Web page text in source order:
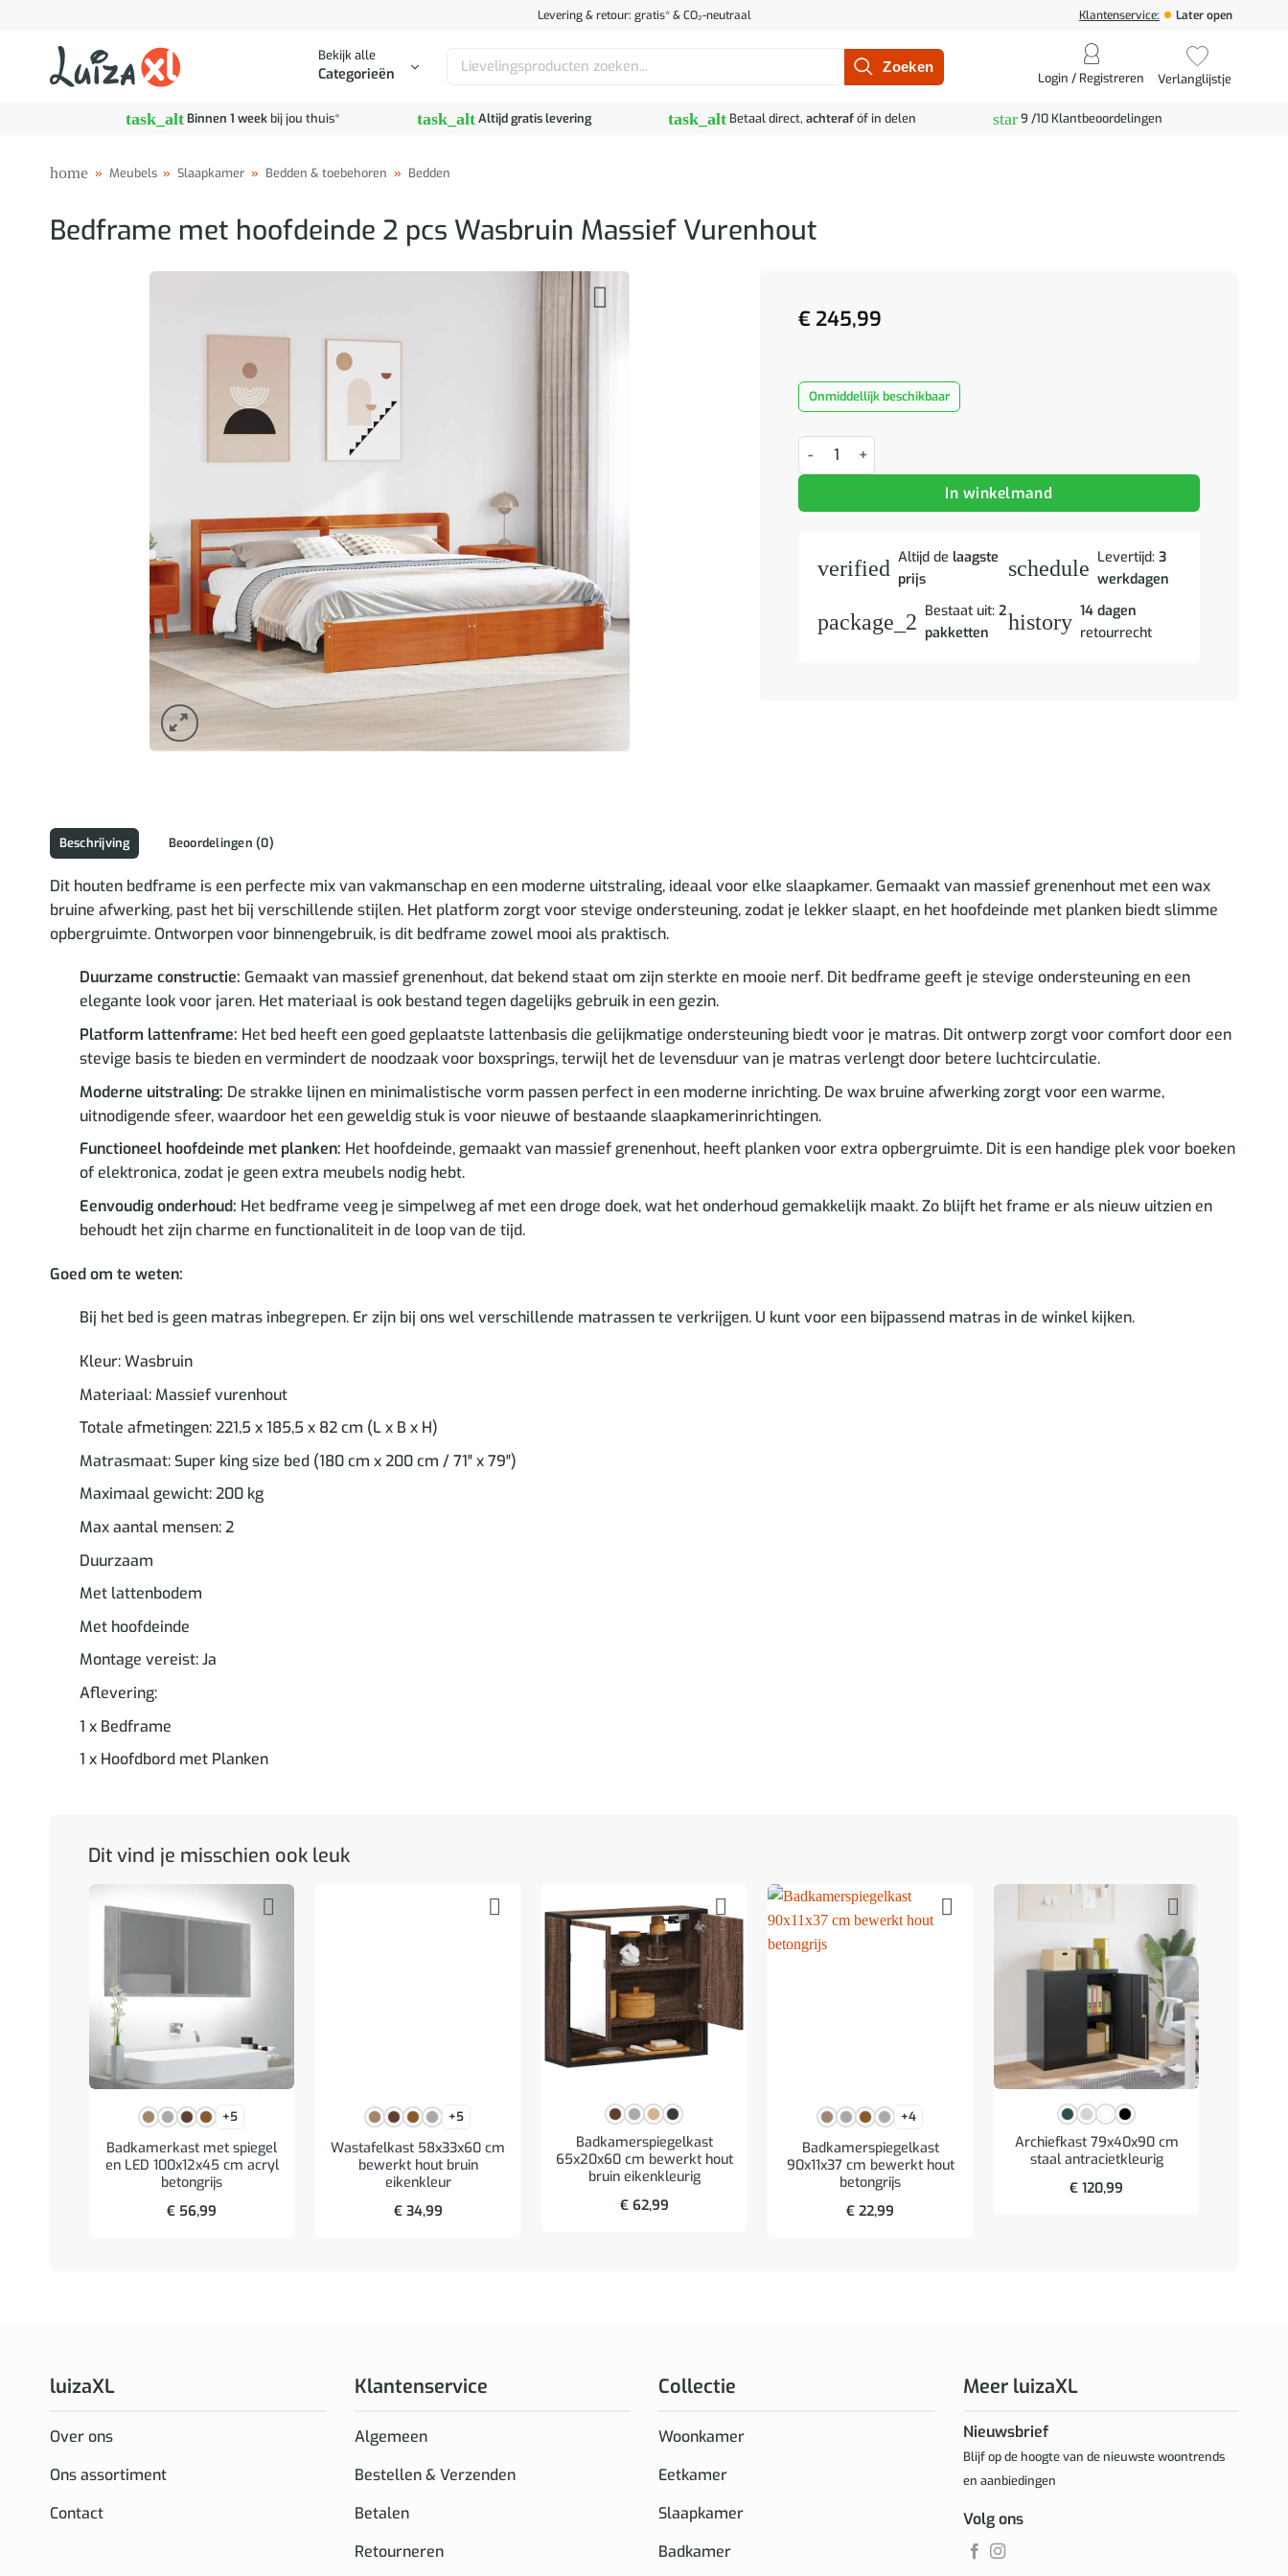
Levering & retour: gratis* & CO₂-neutraal Klantenservice: Later open
Bekijk alle
Categorieën
Zoeken
Login / Registreren Verlanglijstje
task_altBinnen 1 weekbij jou thuis* task_altAltijd gratis levering task_alt Betaal direct, achterafóf in delen star9 /10 Klantbeoordelingen
home » Meubels » Slaapkamer » Bedden & toebehoren » Bedden
Bedframe met hoofdeinde 2 pcs Wasbruin Massief Vurenhout
€ 245,99
Onmiddellijk beschikbaar
Bedframe met hoofdeinde 2 pcs Wasbruin Massief Vurenhout aantal
In winkelmand
verified Altijd de laagste
prijs
schedule Levertijd:3
werkdagen
package_2 Bestaat uit: 2
pakketten
history 14 dagen
retourrecht
Beschrijving Beoordelingen (0)
Dit houten bedframe is een perfecte mix van vakmanschap en een moderne uitstraling, ideaal voor elke slaapkamer. Gemaakt van massief grenenhout met een wax
bruine afwerking, past het bij verschillende stijlen. Het platform zorgt voor stevige ondersteuning, zodat je lekker slaapt, en het hoofdeinde met planken biedt slimme
opbergruimte. Ontworpen voor binnengebruik, is dit bedframe zowel mooi als praktisch.
Duurzame constructie: Gemaakt van massief grenenhout, dat bekend staat om zijn sterkte en mooie nerf. Dit bedframe geeft je stevige ondersteuning en een
elegante look voor jaren. Het materiaal is ook bestand tegen dagelijks gebruik in een gezin.
Platform lattenframe: Het bed heeft een goed geplaatste lattenbasis die gelijkmatige ondersteuning biedt voor je matras. Dit ontwerp zorgt voor comfort door een
stevige basis te bieden en vermindert de noodzaak voor boxsprings, terwijl het de levensduur van je matras verlengt door betere luchtcirculatie.
Moderne uitstraling: De strakke lijnen en minimalistische vorm passen perfect in een moderne inrichting. De wax bruine afwerking zorgt voor een warme,
uitnodigende sfeer, waardoor het een geweldig stuk is voor nieuwe of bestaande slaapkamerinrichtingen.
Functioneel hoofdeinde met planken: Het hoofdeinde, gemaakt van massief grenenhout, heeft planken voor extra opbergruimte. Dit is een handige plek voor boeken
of elektronica, zodat je geen extra meubels nodig hebt.
Eenvoudig onderhoud: Het bedframe veeg je simpelweg af met een droge doek, wat het onderhoud gemakkelijk maakt. Zo blijft het frame er als nieuw uitzien en
behoudt het zijn charme en functionaliteit in de loop van de tijd.
Goed om te weten:
Bij het bed is geen matras inbegrepen. Er zijn bij ons wel verschillende matrassen te verkrijgen. U kunt voor een bijpassend matras in de winkel kijken.
Kleur: Wasbruin
Materiaal: Massief vurenhout
Totale afmetingen: 221,5 x 185,5 x 82 cm (L x B x H)
Matrasmaat: Super king size bed (180 cm x 200 cm / 71″ x 79″)
Maximaal gewicht: 200 kg
Max aantal mensen: 2
Duurzaam
Met lattenbodem
Met hoofdeinde
Montage vereist: Ja
Aflevering:
1 x Bedframe
1 x Hoofdbord met Planken
Dit vind je misschien ook leuk
+5
Badkamerkast met spiegel
en LED 100x12x45 cm acryl
betongrijs
€ 56,99
+5
Wastafelkast 58x33x60 cm
bewerkt hout bruin
eikenkleur
€34,99
Badkamerspiegelkast
65x20x60 cm bewerkt hout
bruin eikenkleurig
€62,99
+4
Badkamerspiegelkast
90x11x37 cm bewerkt hout
betongrijs
€ 22,99
Archiefkast 79x40x90 cm
staal antracietkleurig
€ 120,99
luizaXL
Over ons
Ons assortiment
Contact
Klantenservice
Algemeen
Bestellen & Verzenden
Betalen
Retourneren
Collectie
Woonkamer
Eetkamer
Slaapkamer
Badkamer
Meer luizaXL
Nieuwsbrief
Blijf op de hoogte van de nieuwste woontrends
en aanbiedingen
Volg ons